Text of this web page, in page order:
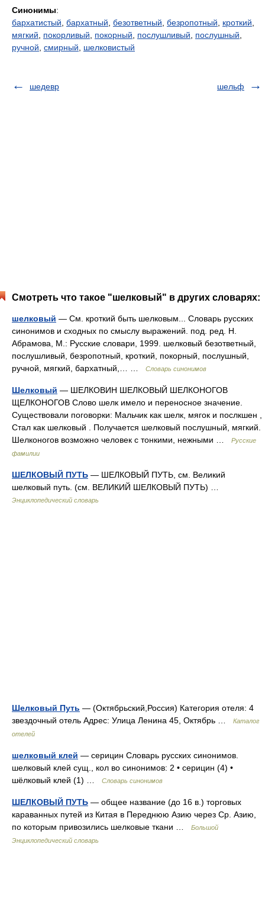
Синонимы:
бархатистый бархатный безответный безропотный кроткий
мягкий
покорливый покорный послушливый послушный
ручной смирный шелковистый
шедевр шельф
Смотреть что такое "шелковый" в других словарях:
шелковый — См. кроткий быть шелковым... Словарь русских
синонимов и сходных по смыслу выражений. под. ред. Н.
Абрамова, М.: Русские словари, 1999. шелковый безответный,
послушливый, безропотный, кроткий, покорный, послушный,
ручной, мягкий, бархатный,… …
Словарь синонимов
Шелковый — ШЕЛКОВИН ШЕЛКОВЫЙ ШЕЛКОНОГОВ
ЩЕЛКОНОГОВ Слово шелк имело и переносное значение.
Существовали поговорки: Мальчик как шелк, мягок и послкшен ,
Стал как шелковый . Получается шелковый послушный, мягкий.
Шелконогов возможно человек с тонкими, нежными …
Русские
фамилии
ШЕЛКОВЫЙ ПУТЬ — ШЕЛКОВЫЙ ПУТЬ, см. Великий
шелковый путь. (см. ВЕЛИКИЙ ШЕЛКОВЫЙ ПУТЬ) …
Энциклопедический словарь
Шелковый Путь — (Октябрьский,Россия) Категория отеля: 4
звездочный отель Адрес: Улица Ленина 45, Октябрь …
Каталог
отелей
шелковый клей — серицин Словарь русских синонимов.
шелковый клей сущ., кол во синонимов: 2 • серицин (4) •
шёлковый клей (1) …
Словарь синонимов
ШЕЛКОВЫЙ ПУТЬ — общее название (до 16 в.) торговых
караванных путей из Китая в Переднюю Азию через Ср. Азию,
по которым привозились шелковые ткани …
Большой
Энциклопедический словарь